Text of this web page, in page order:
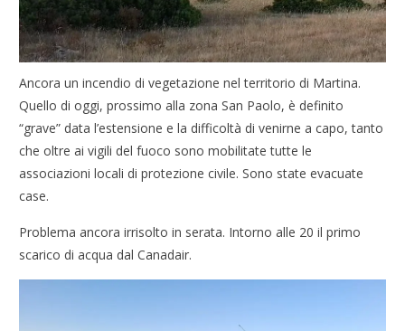
Ancora un incendio di vegetazione nel territorio di Martina.
Quello di oggi, prossimo alla zona San Paolo, è definito
“grave” data l’estensione e la difficoltà di venirne a capo, tanto
che oltre ai vigili del fuoco sono mobilitate tutte le
associazioni locali di protezione civile. Sono state evacuate
case.
Problema ancora irrisolto in serata. Intorno alle 20 il primo
scarico di acqua dal Canadair.